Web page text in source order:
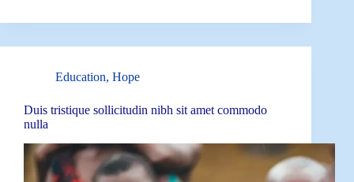
Education, Hope
Duis tristique sollicitudin nibh sit amet commodo
nulla